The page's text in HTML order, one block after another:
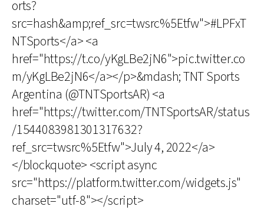
orts?
src=hash&amp;ref_src=twsrc%5Etfw">#LPFxT
NTSports</a> <a
href="https://t.co/yKgLBe2jN6">pic.twitter.co
m/yKgLBe2jN6</a></p>&mdash; TNT Sports
Argentina (@TNTSportsAR) <a
href="https://twitter.com/TNTSportsAR/status
/1544083981301317632?
ref_src=twsrc%5Etfw">July 4, 2022</a>
</blockquote> <script async
src="https://platform.twitter.com/widgets.js"
charset="utf-8"></script>